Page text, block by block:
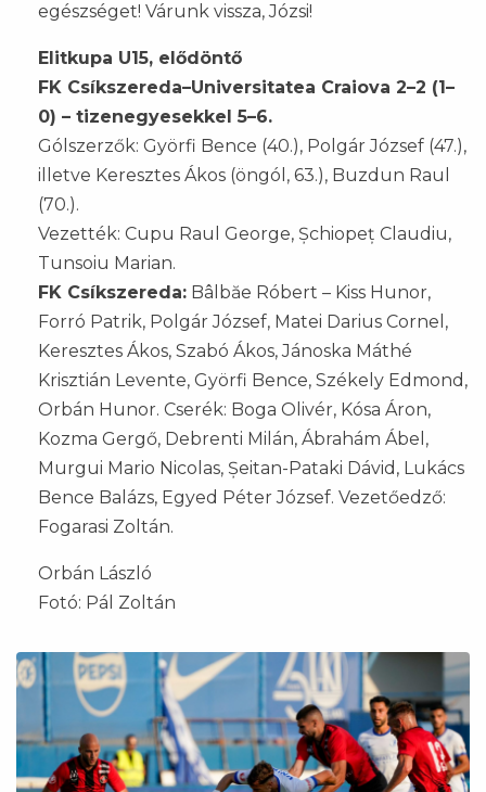
egészséget! Várunk vissza, Józsi!
Elitkupa U15, elődöntő
FK Csíkszereda–Universitatea Craiova 2–2 (1–
0) – tizenegyesekkel 5–6.
Gólszerzők: Györfi Bence (40.), Polgár József (47.),
illetve Keresztes Ákos (öngól, 63.), Buzdun Raul
(70.).
Vezették: Cupu Raul George, Șchiopeț Claudiu,
Tunsoiu Marian.
FK Csíkszereda: Bâlbăe Róbert – Kiss Hunor,
Forró Patrik, Polgár József, Matei Darius Cornel,
Keresztes Ákos, Szabó Ákos, Jánoska Máthé
Krisztián Levente, Györfi Bence, Székely Edmond,
Orbán Hunor. Cserék: Boga Olivér, Kósa Áron,
Kozma Gergő, Debrenti Milán, Ábrahám Ábel,
Murgui Mario Nicolas, Șeitan-Pataki Dávid, Lukács
Bence Balázs, Egyed Péter József. Vezetőedző:
Fogarasi Zoltán.
Orbán László
Fotó: Pál Zoltán